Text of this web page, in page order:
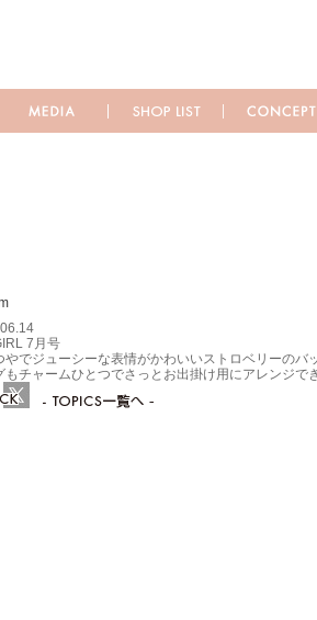
7月号
やでジューシーな表情がかわいいストロベリーの
もチャームひとつでさっとお出掛け用にアレンジで